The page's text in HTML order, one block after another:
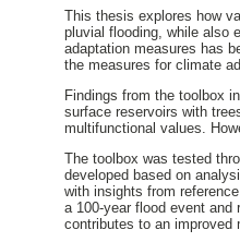
This thesis explores how
pluvial flooding, while also
adaptation measures has
the measures for climate
Findings from the toolbox
surface reservoirs with
multifunctional values.
The toolbox was tested
developed based on
with insights from
a 100-year flood event and
contributes to an improved